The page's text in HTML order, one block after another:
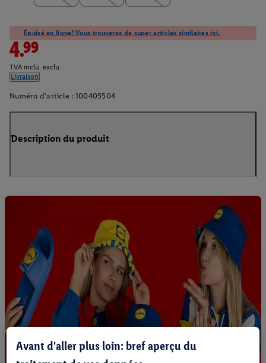
Épuisé en ligne! Vous trouverez de super articles similaires ici.
4.99
TVA inclu. exclu.
Livraison
Numéro d'article : 100405504
Description du produit
Avant d'aller plus loin: bref aperçu du